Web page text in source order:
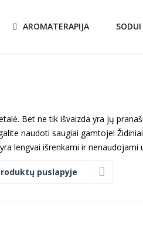
AROMATERAPIJA
Bet ne tik išvaizda yra jų
naudoti saugiai gamtoje!
lengvai išrenkami ir nenaudojami
puslapyje